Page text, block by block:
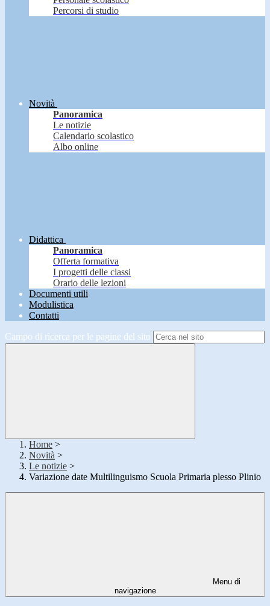
Percorsi di studio
Novità
Panoramica
Le notizie
Calendario scolastico
Albo online
Didattica
Panoramica
Offerta formativa
I progetti delle classi
Orario delle lezioni
Documenti utili
Modulistica
Contatti
Campo di ricerca per le pagine del sito
Home >
Novità >
Le notizie >
Variazione date Multilinguismo Scuola Primaria plesso Plinio
Menu di
navigazione